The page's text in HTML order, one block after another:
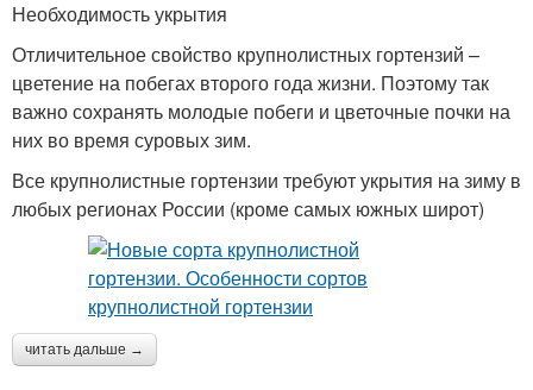
Необходимость укрытия
Отличительное свойство крупнолистных гортензий –
цветение на побегах второго года жизни. Поэтому так
важно сохранять молодые побеги и цветочные почки на
них во время суровых зим.
Все крупнолистные гортензии требуют укрытия на зиму в
любых регионах России (кроме самых южных широт)
читать дальше →